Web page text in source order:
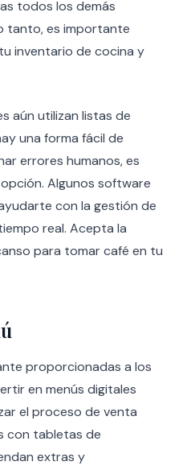
todos los demás
tanto, es importante
inventario de cocina y
aún utilizan listas de
una forma fácil de
errores humanos, es
Algunos software
con la gestión de
real. Acepta la
para tomar café en tu
proporcionadas a los
en menús digitales
el proceso de venta
con tabletas de
extras y